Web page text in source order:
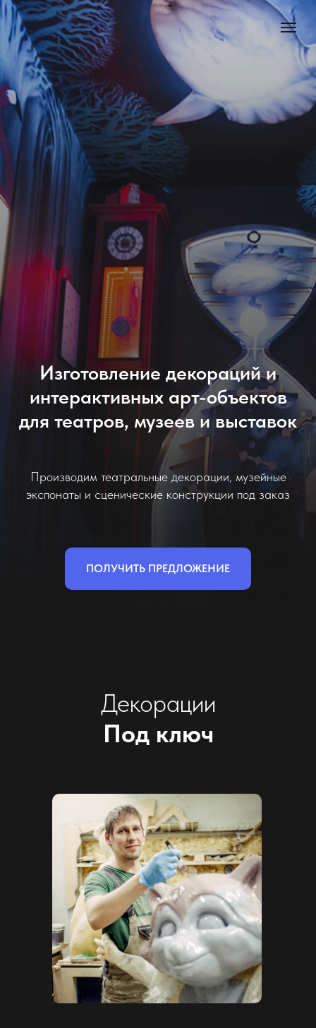
Изготовление декораций и
интерактивных арт-объектов
для театров, музеев и выставок
Производим театральные декорации, музейные
экспонаты и сценические конструкции под заказ
ПОЛУЧИТЬ ПРЕДЛОЖЕНИЕ
Декорации
Под ключ